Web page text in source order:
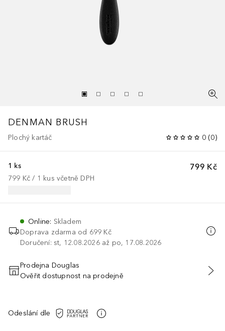
DENMAN BRUSH
Plochý kartáč 0 (0)
799 Kč
1 ks
799 Kč / 1 kus včetně DPH
Online: Skladem
Doprava zdarma od 699 Kč
Doručení: st, 12.08.2026 až po, 17.08.2026
PŘIDAT DO KOŠÍKU
Prodejna Douglas
Ověřit dostupnost na prodejně
Odeslání dle